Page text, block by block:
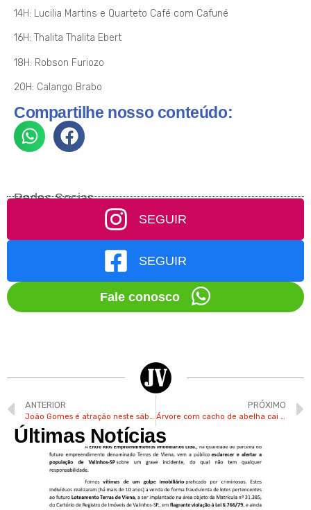
14H: Lucilia Martins e Quarteto Café com Cafuné
16H: Thalita Thalita Ebert
18H: Robson Furiozo
20H: Calango Brabo
Compartilhe nosso conteúdo:
Redes Socias
SEGUIR
SEGUIR
Fale conosco
ANTERIOR PRÓXIMO
Últimas Notícias